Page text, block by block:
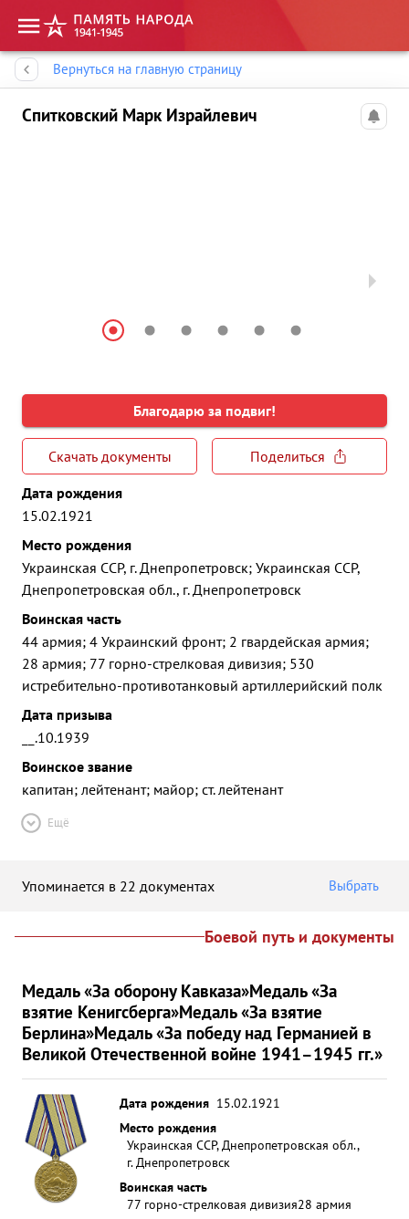
Вернуться на главную страницу
Спитковский Марк Израйлевич
Благодарю за подвиг!
Скачать документы
Поделиться
Дата рождения
15.02.1921
Место рождения
Украинская ССР, г. Днепропетровск; Украинская ССР,
Днепропетровская обл., г. Днепропетровск
Воинская часть
44 армия; 4 Украинский фронт; 2 гвардейская армия;
28 армия; 77 горно-стрелковая дивизия; 530
истребительно-противотанковый артиллерийский полк
Дата призыва
__.10.1939
Воинское звание
капитан; лейтенант; майор; ст. лейтенант
Ещё
Упоминается в 22 документах Выбрать
Боевой путь и документы
Медаль «За оборону Кавказа»Медаль «За
взятие Кенигсберга»Медаль «За взятие
Берлина»Медаль «За победу над Германией в
Великой Отечественной войне 1941–1945 гг.»
Дата рождения 15.02.1921
Место рождения
Украинская ССР, Днепропетровская обл.,
г. Днепропетровск
Воинская часть
77 горно-стрелковая дивизия28 армия
Память народа